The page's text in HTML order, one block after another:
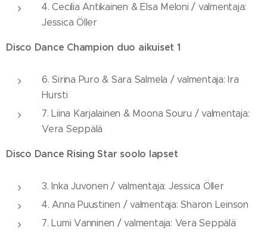
4. Cecilia Antikainen & Elsa Meloni / valmentaja:
Jessica Öller
Disco Dance Champion duo aikuiset 1
6. Sirina Puro & Sara Salmela / valmentaja: Ira
Hursti
7. Liina Karjalainen & Moona Souru / valmentaja:
Vera Seppälä
Disco Dance Rising Star soolo lapset
3. Inka Juvonen / valmentaja: Jessica Öller
4. Anna Puustinen / valmentaja: Sharon Leinson
7. Lumi Vanninen / valmentaja: Vera Seppälä